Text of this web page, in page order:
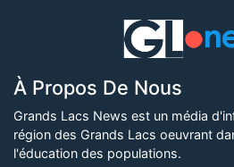
À Propos De Nous
Grands Lacs News est un média
région des Grands Lacs oeuvrant
l'éducation des populations.